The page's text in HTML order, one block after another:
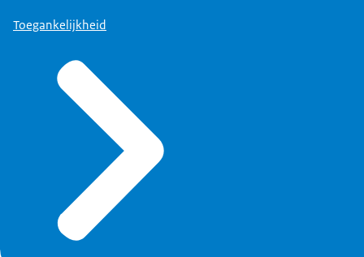
Toegankelijkheid